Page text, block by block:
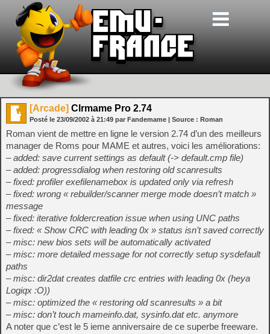
[Arcade] Clrmame Pro 2.74
Posté le 23/09/2002 à 21:49 par Fandemame | Source : Roman
Roman vient de mettre en ligne le version 2.74 d’un des meilleurs
manager de Roms pour MAME et autres, voici les améliorations:
– added: save current settings as default (-> default.cmp file)
– added: progressdialog when restoring old scanresults
– fixed: profiler exefilenamebox is updated only via refresh
– fixed: wrong « rebuilder/scanner merge mode doesn’t match »
message
– fixed: iterative foldercreation issue when using UNC paths
– fixed: « Show CRC with leading 0x » status isn’t saved correctly
– misc: new bios sets will be automatically activated
– misc: more detailed message for not correctly setup sysdefault
paths
– misc: dir2dat creates datfile crc entries with leading 0x (heya
Logiqx :O))
– misc: optimized the « restoring old scanresults » a bit
– misc: don’t touch mameinfo.dat, sysinfo.dat etc. anymore
A noter que c’est le 5 ieme anniversaire de ce superbe freeware.